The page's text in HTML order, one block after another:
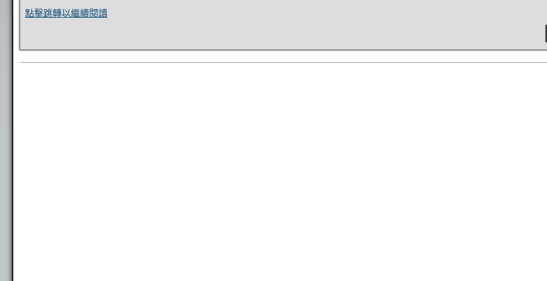
點擊跳轉以繼續閱讀